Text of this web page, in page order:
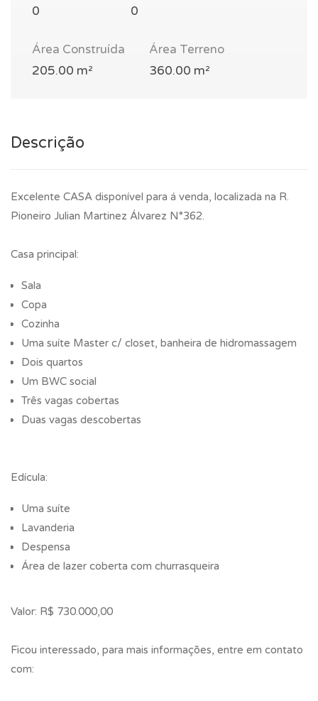
0
0
Área Construída
205.00 m²
Área Terreno
360.00 m²
Descrição
Excelente CASA disponível para á venda, localizada na R.
Pioneiro Julian Martinez Álvarez N°362.
Casa principal:
Sala
Copa
Cozinha
Uma suíte Master c/ closet, banheira de hidromassagem
Dois quartos
Um BWC social
Três vagas cobertas
Duas vagas descobertas
Edícula:
Uma suíte
Lavanderia
Despensa
Área de lazer coberta com churrasqueira
Valor: R$ 730.000,00
Ficou interessado, para mais informações, entre em contato
com: